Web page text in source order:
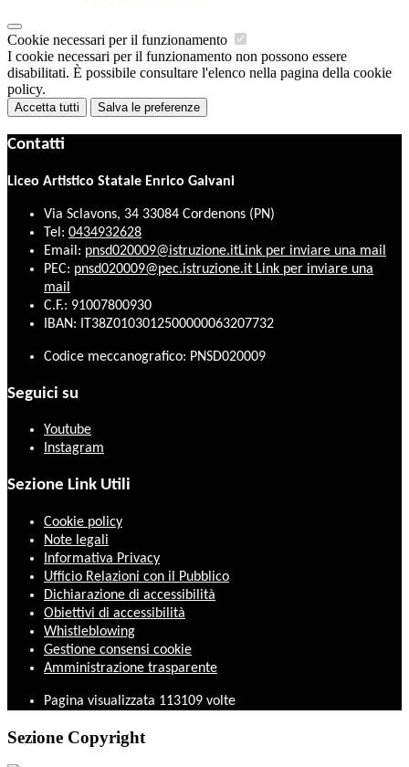
Cookie necessari per il funzionamento
I cookie necessari per il funzionamento non possono essere
disabilitati. È possibile consultare l'elenco nella pagina della cookie
policy.
Accetta tutti Salva le preferenze
Contatti
Liceo Artistico Statale Enrico Galvani
Via Sclavons, 34 33084 Cordenons (PN)
Tel: 0434932628
Email: pnsd020009@istruzione.itLink per inviare una mail
PEC: pnsd020009@pec.istruzione.it Link per inviare una
mail
C.F.: 91007800930
IBAN: IT38Z0103012500000063207732
Codice meccanografico: PNSD020009
Seguici su
Youtube
Instagram
Sezione Link Utili
Cookie policy
Note legali
Informativa Privacy
Ufficio Relazioni con il Pubblico
Dichiarazione di accessibilità
Obiettivi di accessibilità
Whistleblowing
Gestione consensi cookie
Amministrazione trasparente
Pagina visualizzata 113109 volte
Sezione Copyright